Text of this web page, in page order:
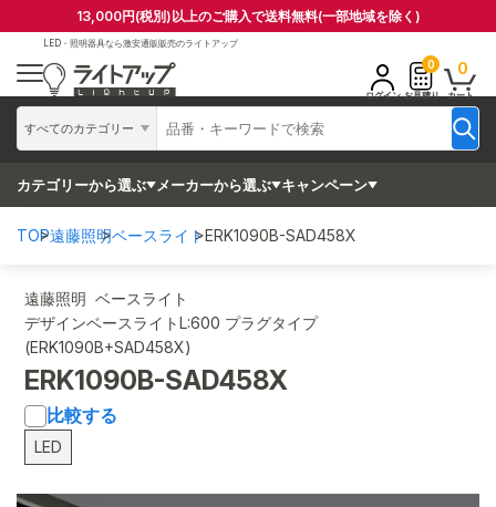
13,000円(税別)以上のご購入で送料無料(一部地域を除く)
LED・照明器具なら激安通販販売のライトアップ
すべてのカテゴリー
ログイン
0
お見積り
0
カート
カテゴリーから選ぶ メーカーから選ぶ キャンペーン
TOP遠藤照明ベースライトERK1090B-SAD458X
遠藤照明 ベースライト
デザインベースライトL:600 プラグタイプ
(ERK1090B+SAD458X)
ERK1090B-SAD458X
比較する
LED